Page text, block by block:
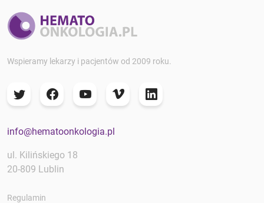
Wspieramy lekarzy i pacjentów od 2009 roku.
info@hematoonkologia.pl
ul. Kilińskiego 18
20-809 Lublin
Regulamin